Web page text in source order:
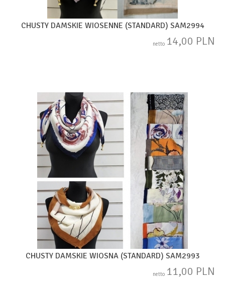
CHUSTY DAMSKIE WIOSENNE (STANDARD) SAM2994
netto 14,00 PLN
CHUSTY DAMSKIE WIOSNA (STANDARD) SAM2993
netto 11,00 PLN